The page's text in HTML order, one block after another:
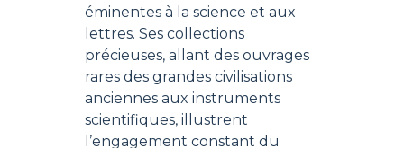
éminentes à la science et aux
lettres. Ses collections
précieuses, allant des ouvrages
rares des grandes civilisations
anciennes aux instruments
scientifiques, illustrent
l’engagement constant du